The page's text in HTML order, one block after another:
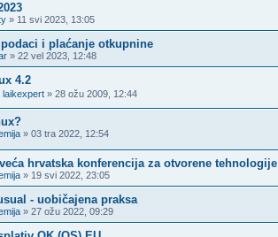
» 11 svi 2023, 13:05
i plaćanje otkupnine
» 22 vel 2023, 12:48
4.2
laikexpert » 28 ožu 2009, 12:44
» 03 tra 2022, 12:54
hrvatska konferencija za otvorene tehnologije
» 19 svi 2022, 23:05
- uobičajena praksa
» 27 ožu 2022, 09:29